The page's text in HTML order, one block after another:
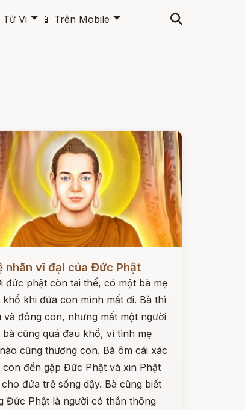
Tử Vi 🞃 📱 Trên Mobile 🞃
nhãn vĩ đại của Đức Phật
đức phật còn tại thế, có một bà mẹ
khổ khi đứa con mình mất đi. Bà thì
và đông con, nhưng mất một người
bà cũng quá đau khổ, vì tình mẹ
cũng thương con. Bà ôm cái xác
con đến gặp Đức Phật và xin Phật
cho đứa trẻ sống dậy. Bà cũng biết
Đức Phật là người có thần thông